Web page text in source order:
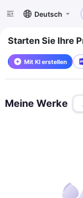
Deutsch
Starten Sie Ihre
Mit KI erstellen
Meine Werke